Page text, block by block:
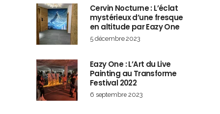
Cervin Nocturne : L’éclat
mystérieux d’une fresque
en altitude par Eazy One
5 décembre 2023
Eazy One : L’Art du Live
Painting au Transforme
Festival 2022
6 septembre 2023